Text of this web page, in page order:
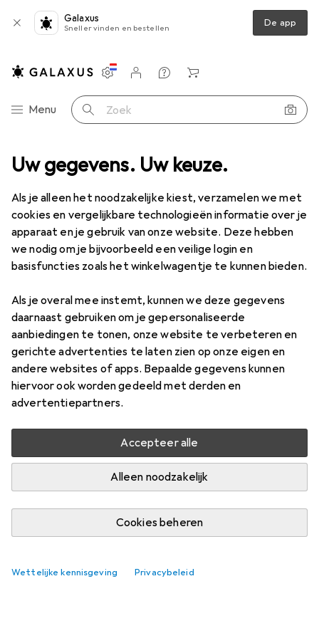
Uw gegevens. Uw keuze.
Als je alleen het noodzakelijke kiest, verzamelen we met
cookies en vergelijkbare technologieën informatie over je
apparaat en je gebruik van onze website. Deze hebben
we nodig om je bijvoorbeeld een veilige login en
basisfuncties zoals het winkelwagentje te kunnen bieden.
Als je overal mee instemt, kunnen we deze gegevens
daarnaast gebruiken om je gepersonaliseerde
aanbiedingen te tonen, onze website te verbeteren en
gerichte advertenties te laten zien op onze eigen en
andere websites of apps. Bepaalde gegevens kunnen
hiervoor ook worden gedeeld met derden en
advertentiepartners.
Accepteer alle
Alleen noodzakelijk
Cookies beheren
Wettelijke kennisgeving Privacybeleid
Galaxus
Sneller vinden en bestellen De app
Categorie navigatie
Menu Zoek op
Instellingen
Klantenaccount
Produktvergelijking
Verlanglijstje
Winkelmandje
Elektrische installatie Elektronisch gereedschap
Zijsnijders
ProductenForum